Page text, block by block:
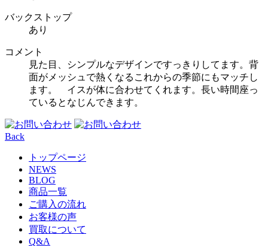
バックストップ
あり
コメント
見た目、シンプルなデザインですっきりしてます。背
面がメッシュで熱くなるこれからの季節にもマッチし
ます。 イスが体に合わせてくれます。長い時間座っ
ているとなじんできます。
Back
トップページ
NEWS
BLOG
商品一覧
ご購入の流れ
お客様の声
買取について
Q&A